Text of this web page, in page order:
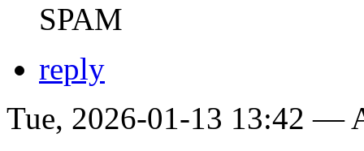
SPAM
reply
Tue, 2026-01-13 13:42 —